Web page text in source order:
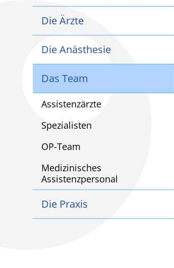
Die Ärzte
Die Anästhesie
Das Team
Assistenzärzte
Spezialisten
OP-Team
Medizinisches
Assistenzpersonal
Die Praxis